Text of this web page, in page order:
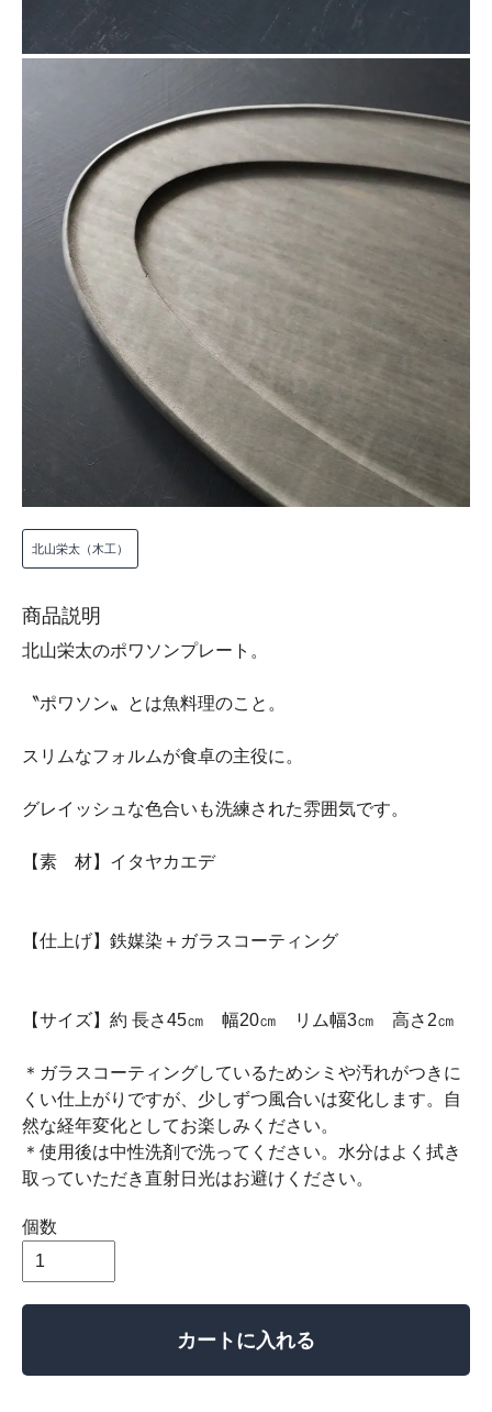
北山栄太（木工）
商品説明
北山栄太のポワソンプレート。
〝ポワソン〟とは魚料理のこと。
スリムなフォルムが食卓の主役に。
グレイッシュな色合いも洗練された雰囲気です。
【素 材】イタヤカエデ
【仕上げ】鉄媒染＋ガラスコーティング
【サイズ】約 長さ45㎝ 幅20㎝ リム幅3㎝ 高さ2㎝
＊ガラスコーティングしているためシミや汚れがつきに
くい仕上がりですが、少しずつ風合いは変化します。自
然な経年変化としてお楽しみください。
＊使用後は中性洗剤で洗ってください。水分はよく拭き
取っていただき直射日光はお避けください。
個数
カートに入れる